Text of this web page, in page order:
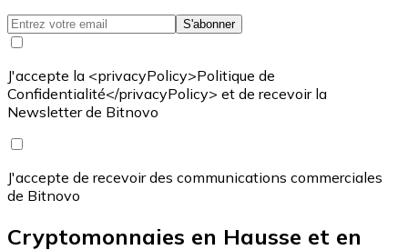
S'abonner
J'accepte la <privacyPolicy>Politique de
Confidentialité</privacyPolicy> et de recevoir la
Newsletter de Bitnovo
J'accepte de recevoir des communications commerciales
de Bitnovo
Cryptomonnaies en Hausse et en